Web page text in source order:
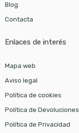
Blog
Contacta
Enlaces de interés
Mapa web
Aviso legal
Política de cookies
Política de Devoluciones
Política de Privacidad